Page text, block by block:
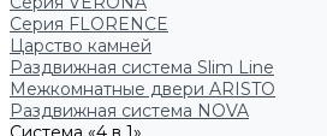
Серия FLORENCE
Царство камней
Раздвижная система Slim Line
Межкомнатные двери ARISTO
Раздвижная система NOVA